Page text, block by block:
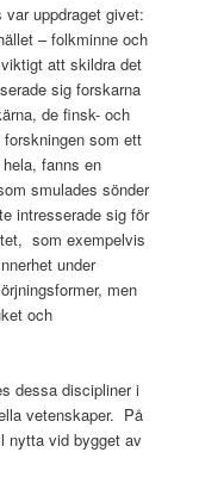
uppdraget givet:
– folkminne och
att skildra det
sig forskarna
de finsk- och
som ett
fanns en
smulades sönder
intresserade sig för
som exempelvis
under
men
och
dessa discipliner i
vetenskaper. På
nytta vid bygget av